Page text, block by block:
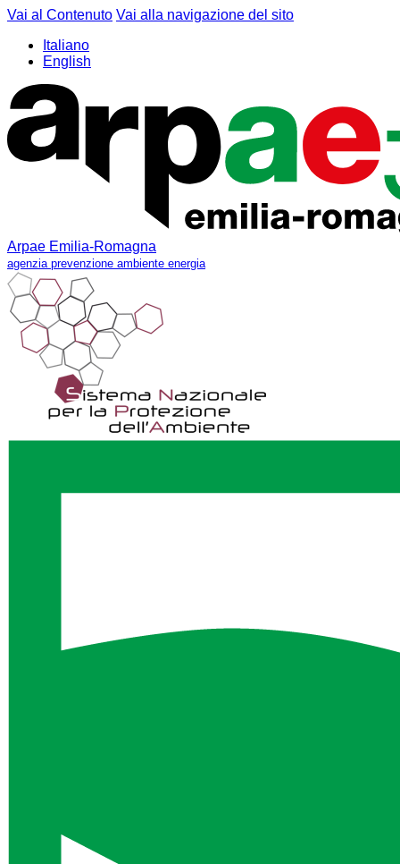
Vai al Contenuto Vai alla navigazione del sito
Italiano
English
Arpae Emilia-Romagna
agenzia prevenzione ambiente energia